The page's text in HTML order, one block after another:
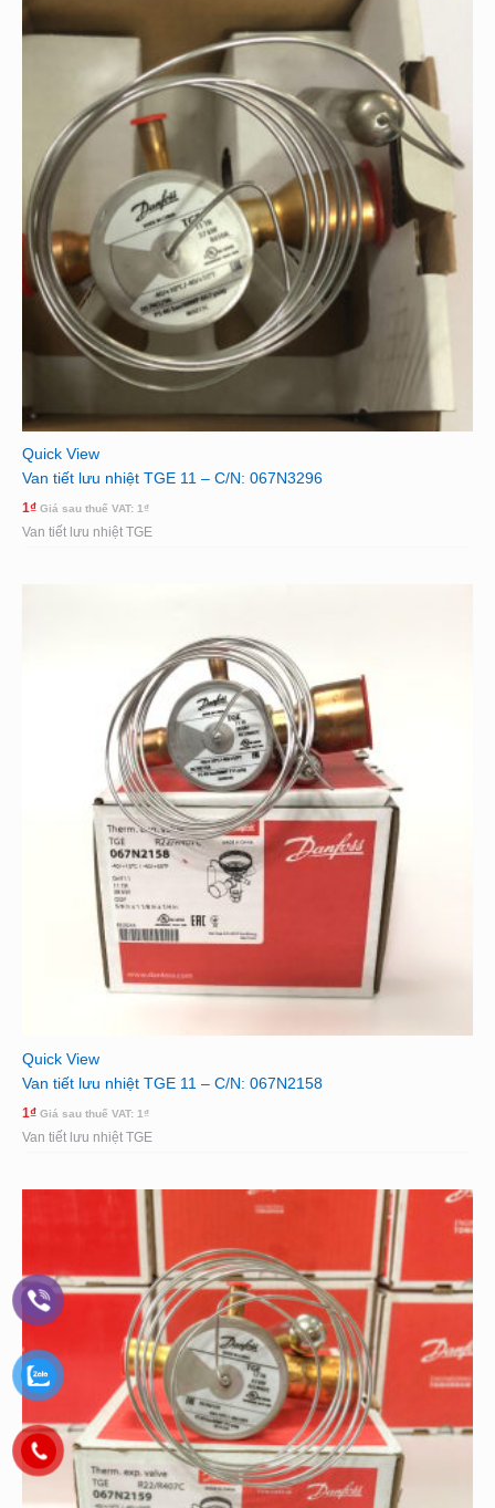
Quick View
Van tiết lưu nhiệt TGE 11 – C/N: 067N3296
1₫ Giá sau thuế VAT: 1₫
Van tiết lưu nhiệt TGE
Quick View
Van tiết lưu nhiệt TGE 11 – C/N: 067N2158
1₫ Giá sau thuế VAT: 1₫
Van tiết lưu nhiệt TGE